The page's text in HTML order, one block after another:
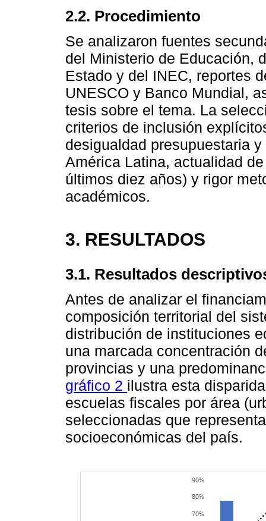
2.2. Procedimiento
Se analizaron fuentes
del Ministerio de Educación,
Estado y del INEC, reportes
UNESCO y Banco Mundial,
tesis sobre el tema. La
criterios de inclusión
desigualdad presupuestaria
América Latina, actualidad
últimos diez años) y rigor
académicos.
3. RESULTADOS
3.1. Resultados
Antes de analizar el
composición territorial del
distribución de instituciones
una marcada concentración
provincias y una
gráfico 2 ilustra esta
escuelas fiscales por área
seleccionadas que
socioeconómicas del país.